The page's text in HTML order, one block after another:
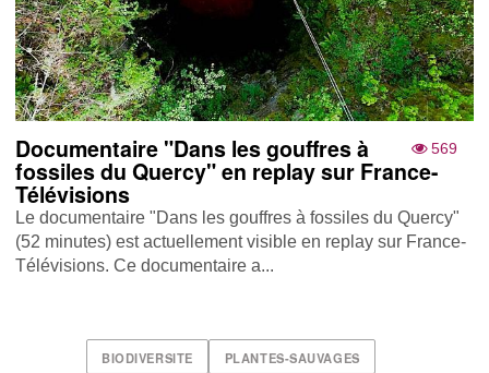
569
Documentaire "Dans les gouffres à
fossiles du Quercy" en replay sur France-
Télévisions
Le documentaire "Dans les gouffres à fossiles du Quercy"
(52 minutes) est actuellement visible en replay sur France-
Télévisions. Ce documentaire a...
BIODIVERSITE PLANTES-SAUVAGES